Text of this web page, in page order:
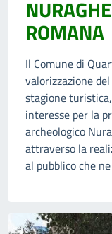
ROMANA
Il Comune di
valorizzazione
stagione
interesse per la
archeologico
attraverso la
al pubblico che